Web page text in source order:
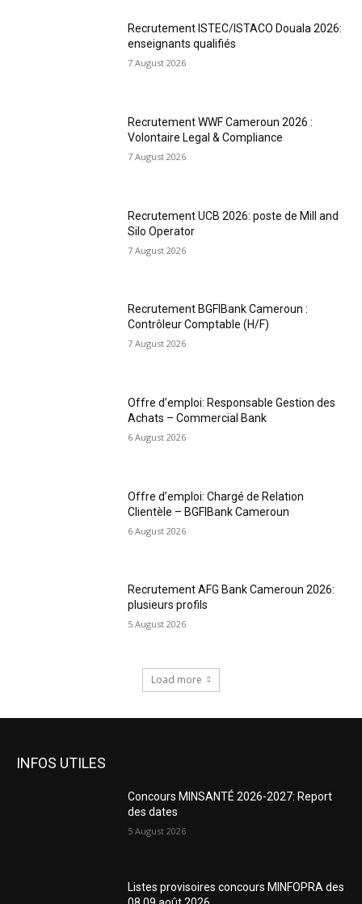
Recrutement ISTEC/ISTACO Douala 2026:
enseignants qualifiés
7 August 2026
Recrutement WWF Cameroun 2026 :
Volontaire Legal & Compliance
7 August 2026
Recrutement UCB 2026: poste de Mill and
Silo Operator
7 August 2026
Recrutement BGFIBank Cameroun :
Contrôleur Comptable (H/F)
7 August 2026
Offre d’emploi: Responsable Gestion des
Achats – Commercial Bank
6 August 2026
Offre d’emploi: Chargé de Relation
Clientèle – BGFIBank Cameroun
6 August 2026
Recrutement AFG Bank Cameroun 2026:
plusieurs profils
5 August 2026
Load more
INFOS UTILES
Concours MINSANTÉ 2026-2027: Report
des dates
5 August 2026
Listes provisoires concours MINFOPRA des